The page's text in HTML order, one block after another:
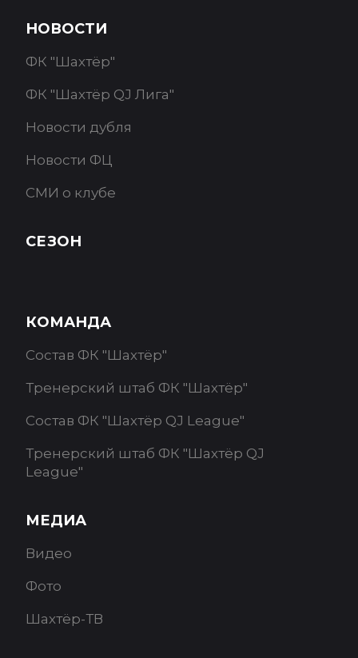
НОВОСТИ
ФК "Шахтёр"
ФК "Шахтёр QJ Лига"
Новости дубля
Новости ФЦ
СМИ о клубе
СЕЗОН
КОМАНДА
Состав ФК "Шахтёр"
Тренерский штаб ФК "Шахтёр"
Состав ФК "Шахтёр QJ League"
Тренерский штаб ФК "Шахтёр QJ
League"
МЕДИА
Видео
Фото
Шахтёр-ТВ